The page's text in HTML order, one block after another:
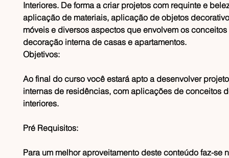
Interiores. De forma a criar projetos com requinte e
aplicação de materiais, aplicação de objetos
móveis e diversos aspectos que envolvem os
decoração interna de casas e apartamentos.
Objetivos:
Ao final do curso você estará apto a desenvolver
internas de residências, com aplicações de conceitos
interiores.
Pré Requisitos:
Para um melhor aproveitamento deste conteúdo faz-se